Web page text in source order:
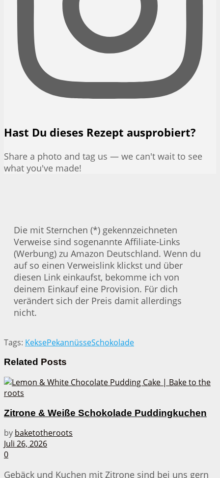
Hast Du dieses Rezept ausprobiert?
Share a photo and tag us — we can't wait to see
what you've made!
Die mit Sternchen (*) gekennzeichneten
Verweise sind sogenannte Affiliate-Links
(Werbung) zu Amazon Deutschland. Wenn du
auf so einen Verweislink klickst und über
diesen Link einkaufst, bekomme ich von
deinem Einkauf eine Provision. Für dich
verändert sich der Preis damit allerdings
nicht.
Tags: KeksePekannüsseSchokolade
Related Posts
Zitrone & Weiße Schokolade Puddingkuchen
by baketotheroots
Juli 26, 2026
0
Gebäck und Kuchen mit Zitrone sind bei uns gern